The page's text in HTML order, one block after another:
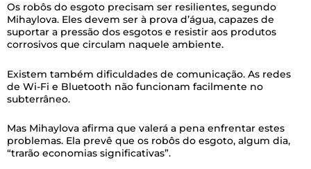
Os robôs do esgoto precisam ser resilientes, segundo
Mihaylova. Eles devem ser à prova d’água, capazes de
suportar a pressão dos esgotos e resistir aos produtos
corrosivos que circulam naquele ambiente.
Existem também dificuldades de comunicação. As redes
de Wi-Fi e Bluetooth não funcionam facilmente no
subterrâneo.
Mas Mihaylova afirma que valerá a pena enfrentar estes
problemas. Ela prevê que os robôs do esgoto, algum dia,
“trarão economias significativas”.